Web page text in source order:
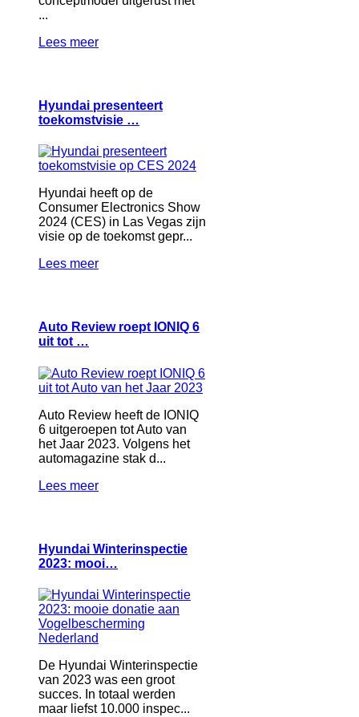
...
Lees meer
Hyundai presenteert
toekomstvisie …
Hyundai heeft op de
Consumer Electronics Show
2024 (CES) in Las Vegas zijn
visie op de toekomst gepr...
Lees meer
Auto Review roept IONIQ 6
uit tot …
Auto Review heeft de IONIQ
6 uitgeroepen tot Auto van
het Jaar 2023. Volgens het
automagazine stak d...
Lees meer
Hyundai Winterinspectie
2023: mooi…
De Hyundai Winterinspectie
van 2023 was een groot
succes. In totaal werden
maar liefst 10.000 inspec...